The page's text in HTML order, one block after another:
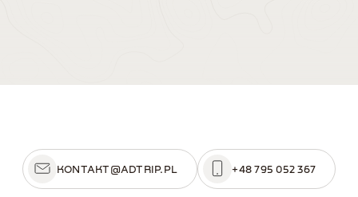
KONTAKT@ADTRIP.PL +48 795 052 367